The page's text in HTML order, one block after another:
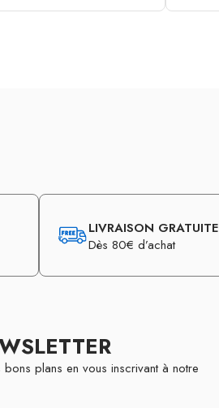
LIVRAISON GRATUITE
Dès 80€ d’achat
bons plans en vous inscrivant à notre